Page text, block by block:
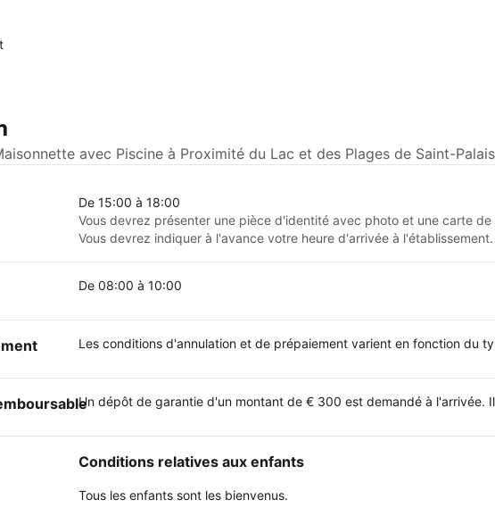
avec Piscine à Proximité du Lac et des Plages de Saint-
De 15:00 à 18:00
Vous devrez présenter une pièce d'identité avec photo et une carte
Vous devrez indiquer à l'avance votre heure d'arrivée à l'établissement.
De 08:00 à 10:00
Les conditions d'annulation et de prépaiement varient en fonction du
Un dépôt de garantie d'un montant de € 300 est demandé à l'arrivée.
Conditions relatives aux enfants
Tous les enfants sont les bienvenus.